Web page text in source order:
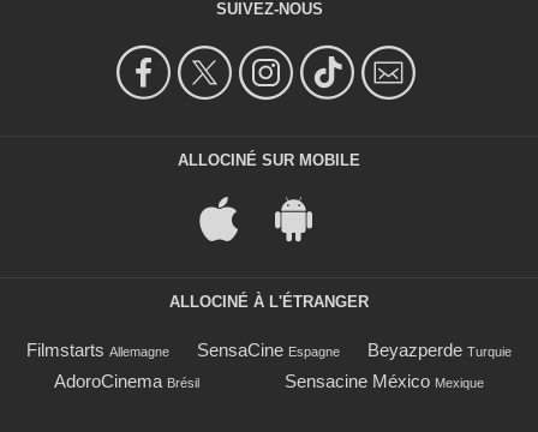
SUIVEZ-NOUS
ALLOCINÉ SUR MOBILE
ALLOCINÉ À L'ÉTRANGER
Filmstarts Allemagne SensaCine Espagne Beyazperde Turquie
AdoroCinema Brésil Sensacine México Mexique